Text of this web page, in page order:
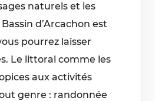
naturels et les
d’Arcachon est
pourrez laisser
Le littoral comme les
aux activités
genre : randonnée